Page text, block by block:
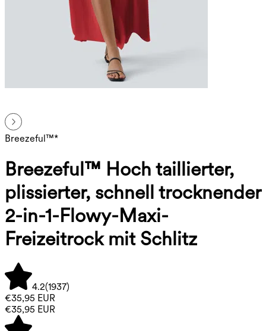
Breezeful™*
Breezeful™ Hoch taillierter,
plissierter, schnell trocknender
2-in-1-Flowy-Maxi-
Freizeitrock mit Schlitz
4.2(1937)
€35,95 EUR
€35,95 EUR